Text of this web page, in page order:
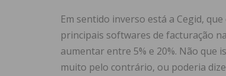
Em sentido inverso está a Cegid,
principais softwares de facturação
aumentar entre 5% e 20%. Não que
muito pelo contrário, ou poderia